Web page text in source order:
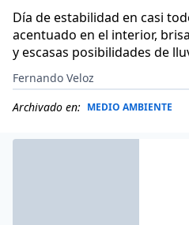
Día de estabilidad en casi
acentuado en el interior,
y escasas posibilidades de
Fernando Veloz
Archivado en: MEDIO AMBIENTE